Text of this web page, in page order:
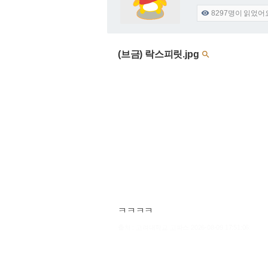
 8297명이 읽었어
(브금) 락스피릿.jpg 
ㅋㅋㅋㅋ